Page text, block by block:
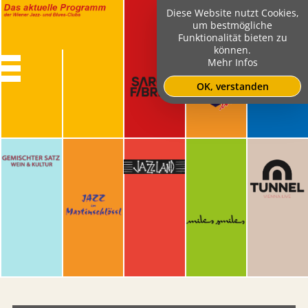
Diese Website nutzt Cookies,
um bestmögliche
Funktionalität bieten zu
können.
Mehr Infos
OK, verstanden